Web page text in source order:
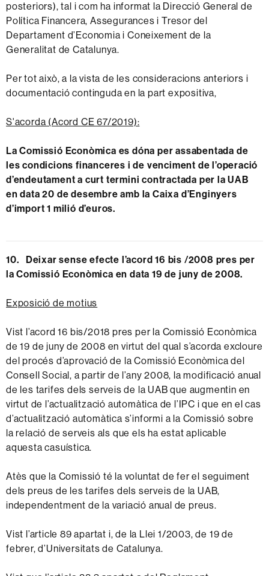
posteriors), tal i com ha informat la Direcció General de
Política Financera, Assegurances i Tresor del
Departament d’Economia i Coneixement de la
Generalitat de Catalunya.
Per tot això, a la vista de les consideracions anteriors i
documentació continguda en la part expositiva,
S'acorda (Acord CE 67/2019):
La Comissió Econòmica es dóna per assabentada de
les condicions financeres i de venciment de l’operació
d’endeutament a curt termini contractada per la UAB
en data 20 de desembre amb la Caixa d’Enginyers
d’import 1 milió d’euros.
10. Deixar sense efecte l’acord 16 bis /2008 pres per
la Comissió Econòmica en data 19 de juny de 2008.
Exposició de motius
Vist l’acord 16 bis/2018 pres per la Comissió Econòmica
de 19 de juny de 2008 en virtut del qual s’acorda excloure
del procés d’aprovació de la Comissió Econòmica del
Consell Social, a partir de l’any 2008, la modificació anual
de les tarifes dels serveis de la UAB que augmentin en
virtut de l’actualització automàtica de l’IPC i que en el cas
d’actualització automàtica s’informi a la Comissió sobre
la relació de serveis als que els ha estat aplicable
aquesta casuística.
Atès que la Comissió té la voluntat de fer el seguiment
dels preus de les tarifes dels serveis de la UAB,
independentment de la variació anual de preus.
Vist l’article 89 apartat i, de la Llei 1/2003, de 19 de
febrer, d’Universitats de Catalunya.